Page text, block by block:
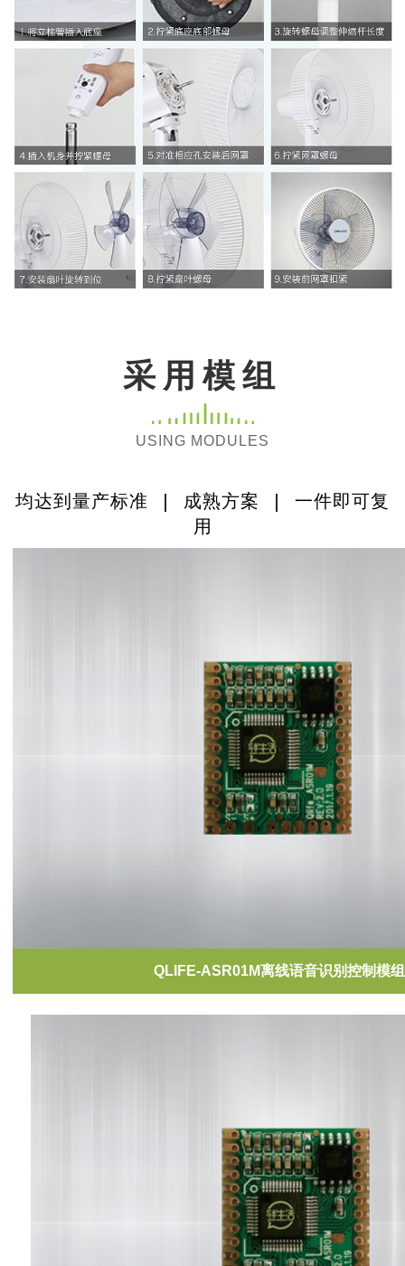
采用模组
USING MODULES
均达到量产标准 | 成熟方案 | 一件即可复
用
QLIFE-ASR01M离线语音识别控制模组